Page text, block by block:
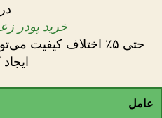
در
خرید پودر
حتی ۵٪ اختلاف کیفیت
عامل